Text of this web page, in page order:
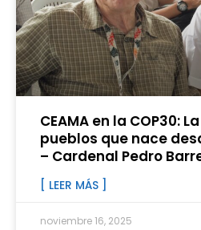
CEAMA en la COP30:
pueblos que nace
– Cardenal Pedro
[ LEER MÁS ]
noviembre 16, 2025